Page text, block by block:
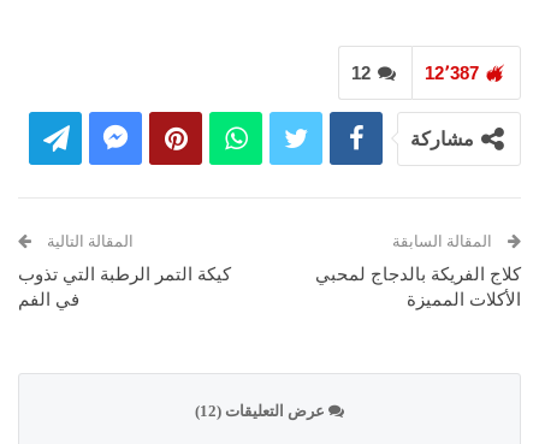
12 12٬387
مشاركة
المقالة السابقة
كلاج الفريكة بالدجاج لمحبي
الأكلات المميزة
المقالة التالية
كيكة التمر الرطبة التي تذوب
في الفم
عرض التعليقات (12)